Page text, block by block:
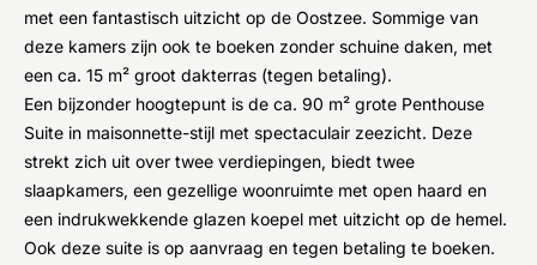
met een fantastisch uitzicht op de Oostzee. Sommige van
deze kamers zijn ook te boeken zonder schuine daken, met
een ca. 15 m² groot dakterras (tegen betaling).
Een bijzonder hoogtepunt is de ca. 90 m² grote Penthouse
Suite in maisonnette-stijl met spectaculair zeezicht. Deze
strekt zich uit over twee verdiepingen, biedt twee
slaapkamers, een gezellige woonruimte met open haard en
een indrukwekkende glazen koepel met uitzicht op de hemel.
Ook deze suite is op aanvraag en tegen betaling te boeken.